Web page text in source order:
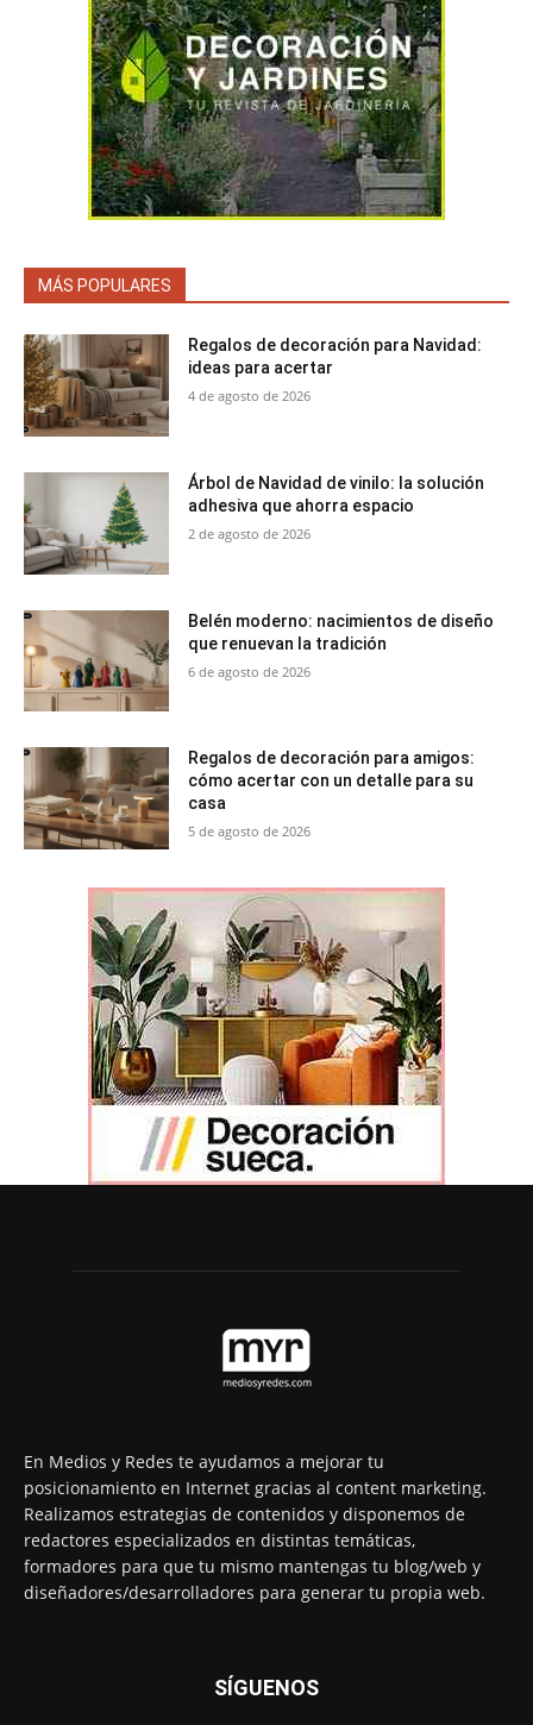
MÁS POPULARES
Regalos de decoración para Navidad:
ideas para acertar
4 de agosto de 2026
Árbol de Navidad de vinilo: la solución
adhesiva que ahorra espacio
2 de agosto de 2026
Belén moderno: nacimientos de diseño
que renuevan la tradición
6 de agosto de 2026
Regalos de decoración para amigos:
cómo acertar con un detalle para su
casa
5 de agosto de 2026
En Medios y Redes te ayudamos a mejorar tu
posicionamiento en Internet gracias al content marketing.
Realizamos estrategias de contenidos y disponemos de
redactores especializados en distintas temáticas,
formadores para que tu mismo mantengas tu blog/web y
diseñadores/desarrolladores para generar tu propia web.
SÍGUENOS